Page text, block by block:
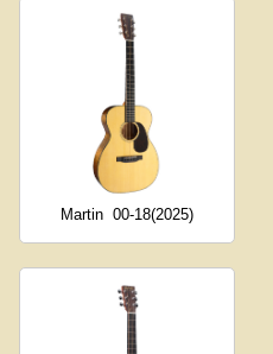
Martin 00-18(2025)